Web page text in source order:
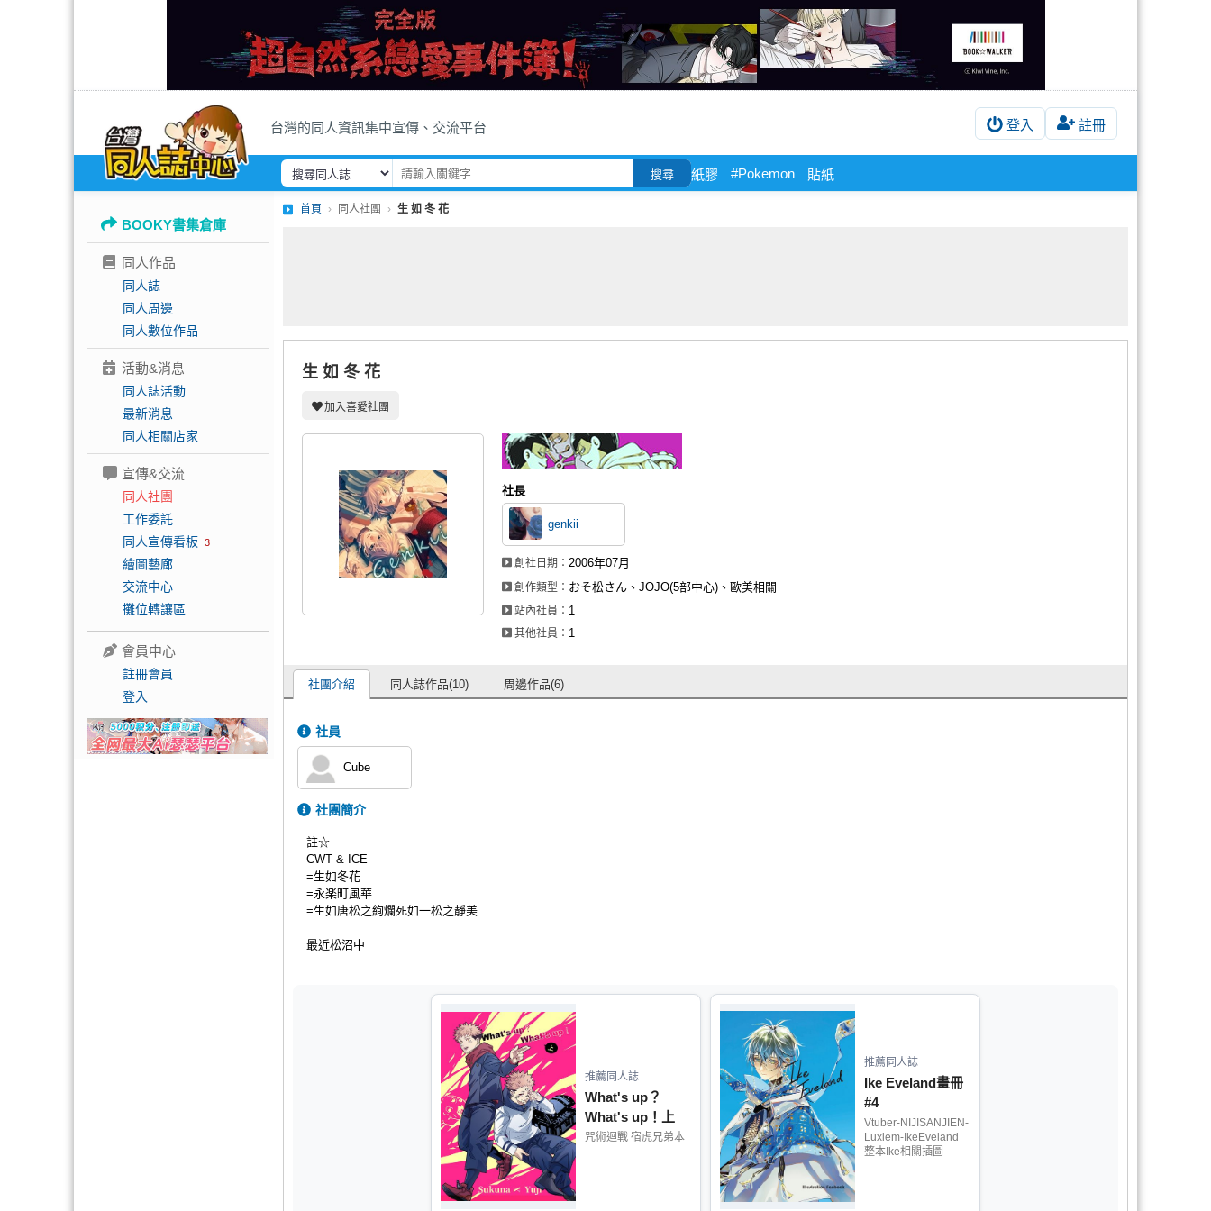
台灣的同人資訊集中宣傳、交流平台 登入 註冊
搜尋 紙膠 #Pokemon 貼紙
BOOKY書集倉庫
同人作品
同人誌
同人周邊
同人數位作品
活動&消息
同人誌活動
最新消息
同人相關店家
宣傳&交流
同人社團
工作委託
同人宣傳看板 3
繪圖藝廊
交流中心
攤位轉讓區
會員中心
註冊會員
登入
首頁 同人社團 生 如 冬 花
生 如 冬 花
加入喜愛社團
社長
genkii
創社日期： 2006年07月
創作類型： おそ松さん、JOJO(5部中心)、歐美相關
站內社員： 1
其他社員： 1
社團介紹 同人誌作品(10) 周邊作品(6)
社員
Cube
社團簡介
註☆
CWT & ICE
=生如冬花
=永楽町風華
=生如唐松之絢爛死如一松之靜美
最近松沼中
推薦同人誌
What's up？
What's up！上
咒術迴戰 宿虎兄弟本
推薦同人誌
Ike Eveland畫冊
#4
Vtuber-NIJISANJIEN-
Luxiem-IkeEveland
整本Ike相關插圖